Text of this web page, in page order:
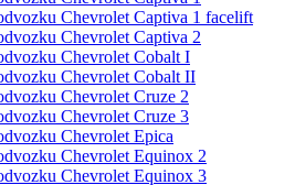
Chevrolet Captiva 1 facelift
Chevrolet Captiva 2
Chevrolet Cobalt I
Chevrolet Cobalt II
Chevrolet Cruze 2
Chevrolet Cruze 3
Chevrolet Epica
Chevrolet Equinox 2
Chevrolet Equinox 3